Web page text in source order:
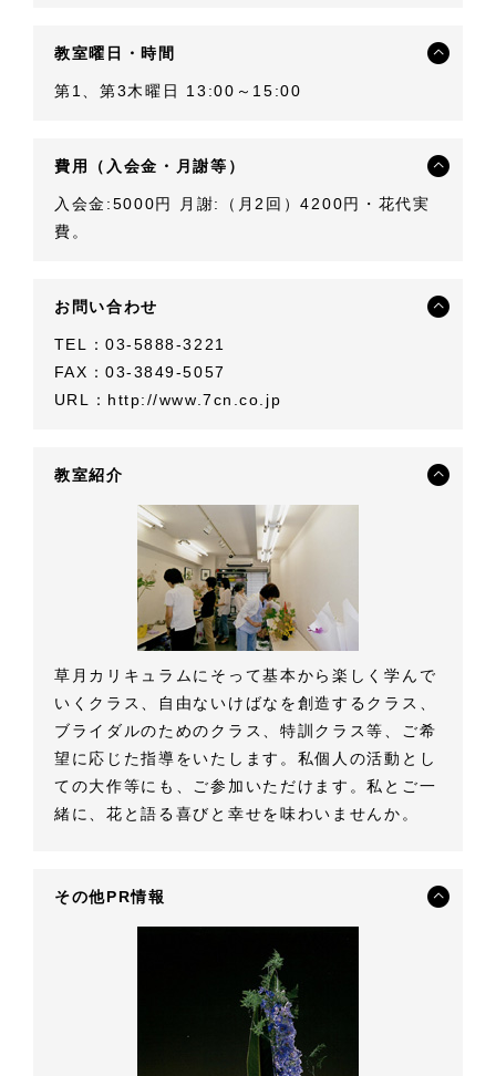
教室曜日・時間
第1、第3木曜日 13:00～15:00
費用（入会金・月謝等）
入会金:5000円 月謝:（月2回）4200円・花代実
費。
お問い合わせ
TEL：03-5888-3221
FAX：03-3849-5057
URL： http://www.7cn.co.jp
教室紹介
草月カリキュラムにそって基本から楽しく学んで
いくクラス、自由ないけばなを創造するクラス、
ブライダルのためのクラス、特訓クラス等、ご希
望に応じた指導をいたします。私個人の活動とし
ての大作等にも、ご参加いただけます。私とご一
緒に、花と語る喜びと幸せを味わいませんか。
その他PR情報